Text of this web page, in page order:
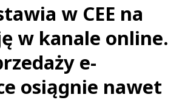
w CEE na
w kanale online.
e-
osiągnie nawet